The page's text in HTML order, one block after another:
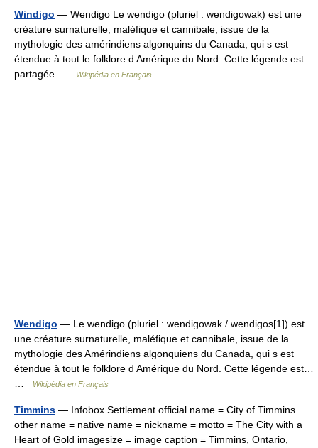
Windigo — Wendigo Le wendigo (pluriel : wendigowak) est une
créature surnaturelle, maléfique et cannibale, issue de la
mythologie des amérindiens algonquins du Canada, qui s est
étendue à tout le folklore d Amérique du Nord. Cette légende est
partagée …
Wikipédia en Français
Wendigo — Le wendigo (pluriel : wendigowak / wendigos[1]) est
une créature surnaturelle, maléfique et cannibale, issue de la
mythologie des Amérindiens algonquiens du Canada, qui s est
étendue à tout le folklore d Amérique du Nord. Cette légende est…
Wikipédia en Français
Timmins — Infobox Settlement official name = City of Timmins
other name = native name = nickname = motto = The City with a
Heart of Gold imagesize = image caption = Timmins, Ontario,